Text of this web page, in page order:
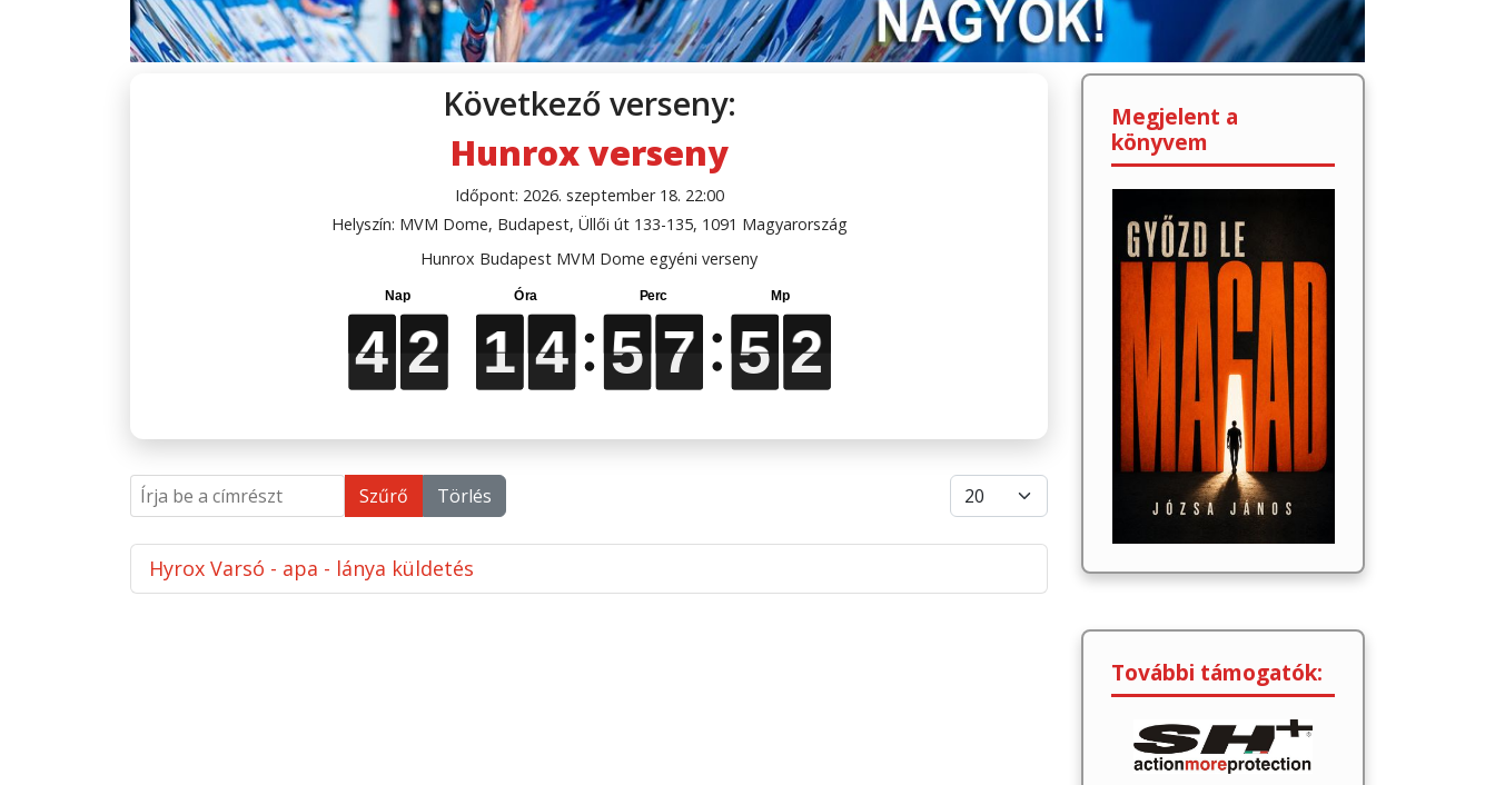
Következő verseny:
Hunrox verseny
Időpont: 2026. szeptember 18. 22:00
Helyszín: MVM Dome, Budapest, Üllői út 133-135, 1091 Magyarország
Hunrox Budapest MVM Dome egyéni verseny
4
4
4
4 2
2
2
2 1
1
1
1 4
4
4
4 5
5
5
5 7
7
7
7 5
5
5
5 1
1
1
1
Írja be a címrészt Szűrő Törlés Tételek #
Hyrox Varsó - apa - lánya küldetés
Megjelent a
könyvem
További támogatók: